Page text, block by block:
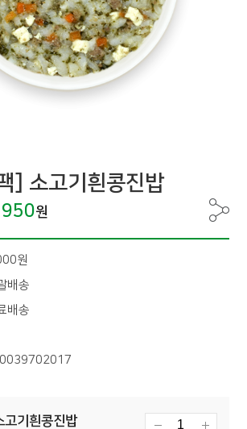
] 소고기흰콩진밥
원
원
배송
배송
기흰콩진밥